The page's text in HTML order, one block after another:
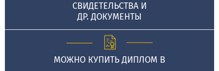
СВИДЕТЕЛЬСТВА И
ДР. ДОКУМЕНТЫ
МОЖНО КУПИТЬ ДИПЛОМ В